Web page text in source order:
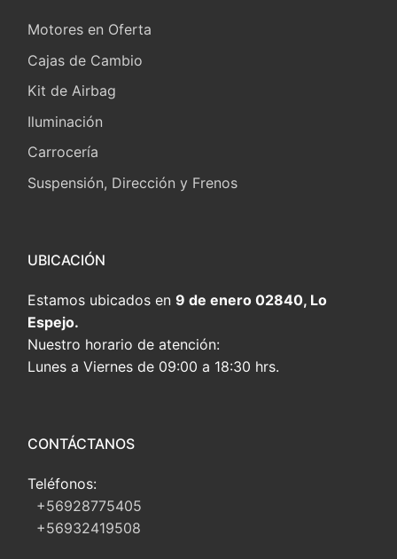
Motores en Oferta
Cajas de Cambio
Kit de Airbag
Iluminación
Carrocería
Suspensión, Dirección y Frenos
UBICACIÓN
Estamos ubicados en 9 de enero 02840, Lo
Espejo.
Nuestro horario de atención:
Lunes a Viernes de 09:00 a 18:30 hrs.
CONTÁCTANOS
Teléfonos:
+56928775405
+56932419508